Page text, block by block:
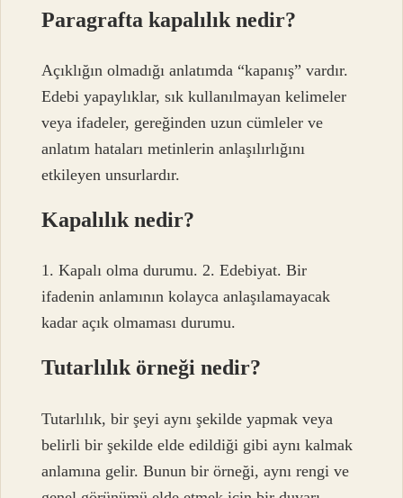
Paragrafta kapalılık nedir?
Açıklığın olmadığı anlatımda “kapanış” vardır.
Edebi yapaylıklar, sık kullanılmayan kelimeler
veya ifadeler, gereğinden uzun cümleler ve
anlatım hataları metinlerin anlaşılırlığını
etkileyen unsurlardır.
Kapalılık nedir?
1. Kapalı olma durumu. 2. Edebiyat. Bir
ifadenin anlamının kolayca anlaşılamayacak
kadar açık olmaması durumu.
Tutarlılık örneği nedir?
Tutarlılık, bir şeyi aynı şekilde yapmak veya
belirli bir şekilde elde edildiği gibi aynı kalmak
anlamına gelir. Bunun bir örneği, aynı rengi ve